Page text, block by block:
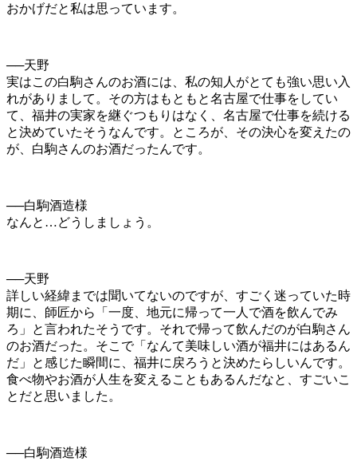
おかげだと私は思っています。
──天野
実はこの白駒さんのお酒には、私の知人がとても強い思い入
れがありまして。その方はもともと名古屋で仕事をしてい
て、福井の実家を継ぐつもりはなく、名古屋で仕事を続ける
と決めていたそうなんです。ところが、その決心を変えたの
が、白駒さんのお酒だったんです。
──白駒酒造様
なんと …どうしましょう。
──天野
詳しい経緯までは聞いてないのですが、すごく迷っていた時
期に、師匠から「一度、地元に帰って一人で酒を飲んでみ
ろ」と言われたそうです。それで帰って飲んだのが白駒さん
のお酒だった。そこで「なんて美味しい酒が福井にはあるん
だ」と感じた瞬間に、福井に戻ろうと決めたらしいんです。
食べ物やお酒が人生を変えることもあるんだなと、すごいこ
とだと思いました。
──白駒酒造様